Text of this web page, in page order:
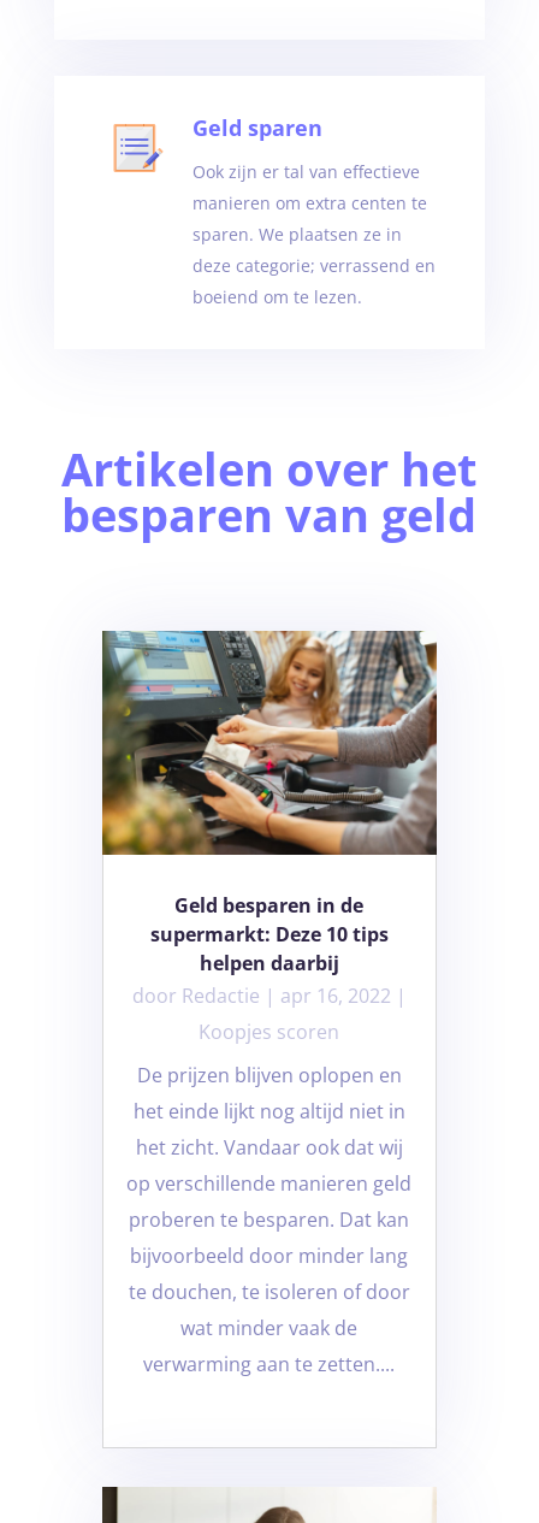
Geld sparen
Ook zijn er tal van effectieve
manieren om extra centen te
sparen. We plaatsen ze in
deze categorie; verrassend en
boeiend om te lezen.
Artikelen over het
besparen van geld
Geld besparen in de
supermarkt: Deze 10 tips
helpen daarbij
door Redactie | apr 16, 2022 |
Koopjes scoren
De prijzen blijven oplopen en
het einde lijkt nog altijd niet in
het zicht. Vandaar ook dat wij
op verschillende manieren geld
proberen te besparen. Dat kan
bijvoorbeeld door minder lang
te douchen, te isoleren of door
wat minder vaak de
verwarming aan te zetten....